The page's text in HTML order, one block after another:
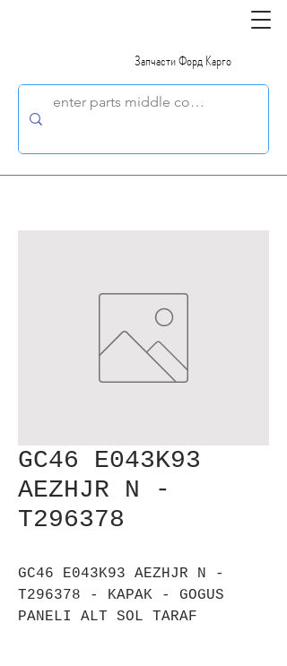
Запчасти Форд Карго
GC46 E043K93
AEZHJR N -
T296378
GC46 E043K93 AEZHJR N -
T296378 - KAPAK - GOGUS
PANELI ALT SOL TARAF